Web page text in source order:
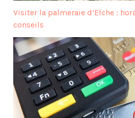
Visiter la palmeraie d’Elche :
conseils